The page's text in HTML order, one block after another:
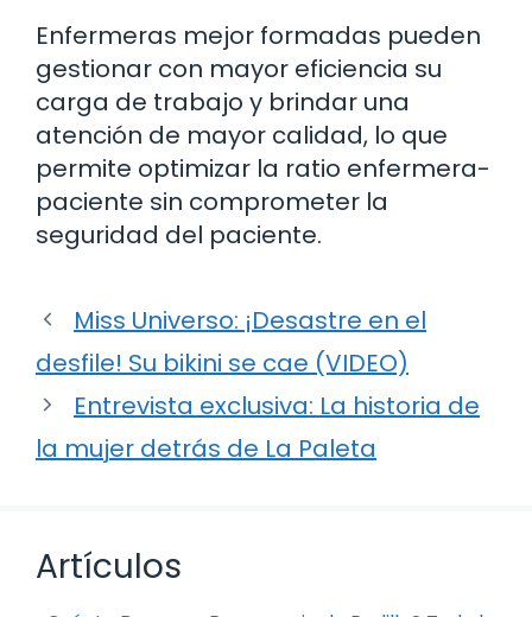
Enfermeras mejor formadas pueden
gestionar con mayor eficiencia su
carga de trabajo y brindar una
atención de mayor calidad, lo que
permite optimizar la ratio enfermera-
paciente sin comprometer la
seguridad del paciente.
Miss Universo: ¡Desastre en el
desfile! Su bikini se cae (VIDEO)
Entrevista exclusiva: La historia de
la mujer detrás de La Paleta
Artículos